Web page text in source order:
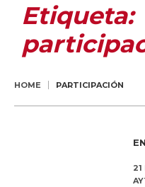
Etiqueta:
HOME PARTICIPACIÓN
21